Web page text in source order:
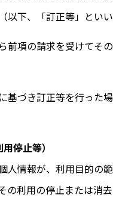
以下、「訂正等」とい
前項の請求を受けてそ
基づき訂正等を行った
停止等）
人情報が、利用目的の
の利用の停止または消